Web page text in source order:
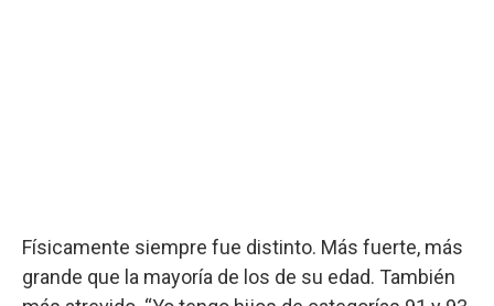
Físicamente siempre fue distinto. Más fuerte, más
grande que la mayoría de los de su edad. También